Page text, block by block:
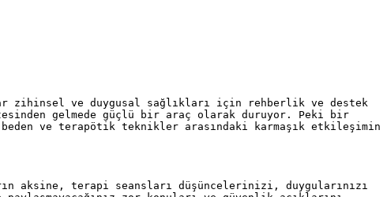
zihinsel ve duygusal sağlıkları için rehberlik ve destek
gelmede güçlü bir araç olarak duruyor. Peki bir
ve terapötik teknikler arasındaki karmaşık etkileşimin
aksine, terapi seansları düşüncelerinizi, duygularınızı